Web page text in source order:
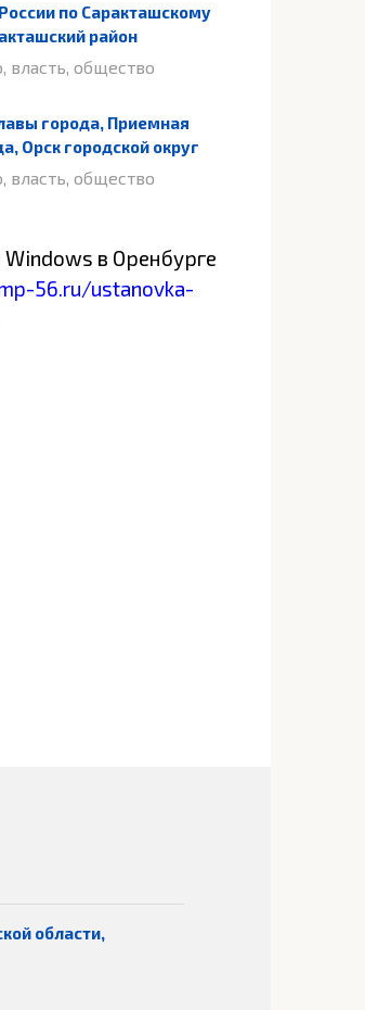
по Саракташскому
район
власть, общество
города, Приемная
Орск городской округ
власть, общество
Windows в Оренбурге
56.ru/ustanovka-
области,